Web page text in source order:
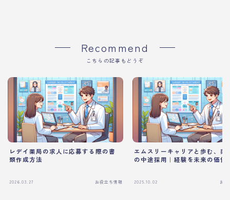
Recommend
こちらの記事もどうぞ
レデイ薬局の求人に応募する際の書
類作成方法
2026.03.27 お役立ち情報
エムスリーキャリアと歩む、薬
の中途採用｜経験を未来の価値
2025.10.02 お